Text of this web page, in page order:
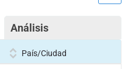
Análisis
País/Ciudad